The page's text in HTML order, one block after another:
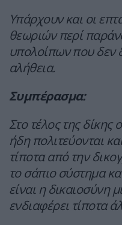
Υπάρχουν και οι
θεωριών περί
υπολοίπων που δεν
αλήθεια.
Συμπέρασμα:
Στο τέλος της δίκης
ήδη πολιτεύονται
τίποτα από την
το σάπιο σύστημα
είναι η δικαιοσύνη
ενδιαφέρει τίποτα